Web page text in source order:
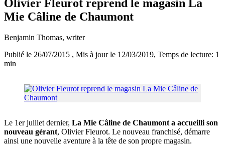
Olivier Fleurot reprend le magasin La
Mie Câline de Chaumont
Benjamin Thomas, writer
Publié le 26/07/2015 , Mis à jour le 12/03/2019, Temps de lecture: 1
min
Le 1er juillet dernier, La Mie Câline de Chaumont a accueilli son
nouveau gérant, Olivier Fleurot. Le nouveau franchisé, démarre
ainsi une nouvelle aventure à la tête de son propre magasin.